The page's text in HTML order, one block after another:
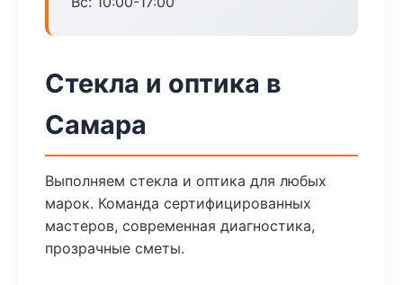
Стекла и оптика в
Самара
Выполняем стекла и оптика для любых
марок. Команда сертифицированных
мастеров, современная диагностика,
прозрачные сметы.